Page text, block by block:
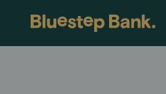
Gå till innehållet